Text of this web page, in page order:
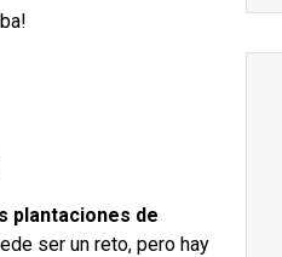
plantaciones de
ser un reto, pero hay